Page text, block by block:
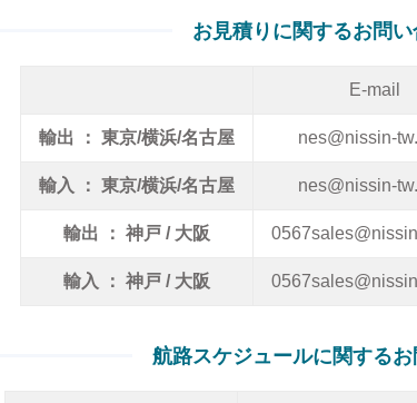
お見積りに関するお問
E-mail
輸出 ： 東京/横浜/名古屋 nes@nissin-
輸入 ： 東京/横浜/名古屋 nes@nissin-
輸出 ： 神戸 / 大阪
輸入 ： 神戸 / 大阪
航路スケジュールに関する